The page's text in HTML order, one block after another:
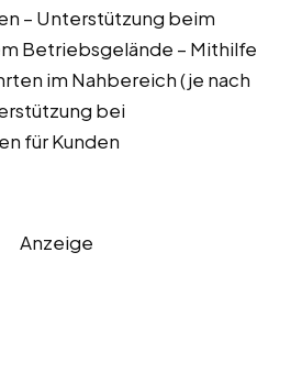
– Unterstützung beim
Betriebsgelände – Mithilfe
im Nahbereich (je nach
bei
für Kunden
Anzeige